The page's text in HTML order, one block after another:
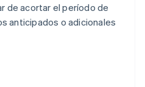
de acortar el período de
anticipados o adicionales